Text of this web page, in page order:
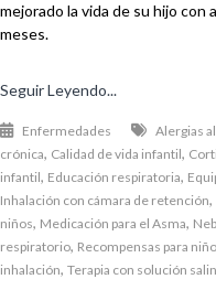
mejorado la vida de su hijo con
meses.
Seguir Leyendo...
Enfermedades Alergias
crónica, Calidad de vida infantil,
infantil, Educación respiratoria,
Inhalación con cámara de retención,
niños, Medicación para el Asma,
respiratorio, Recompensas para
inhalación, Terapia con solución